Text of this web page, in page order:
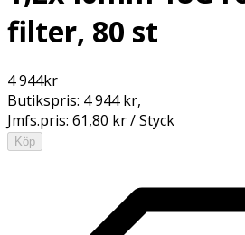
filter, 80 st
4 944kr
Butikspris: 4 944 kr,
Jmfs.pris: 61,80 kr / Styck
Köp